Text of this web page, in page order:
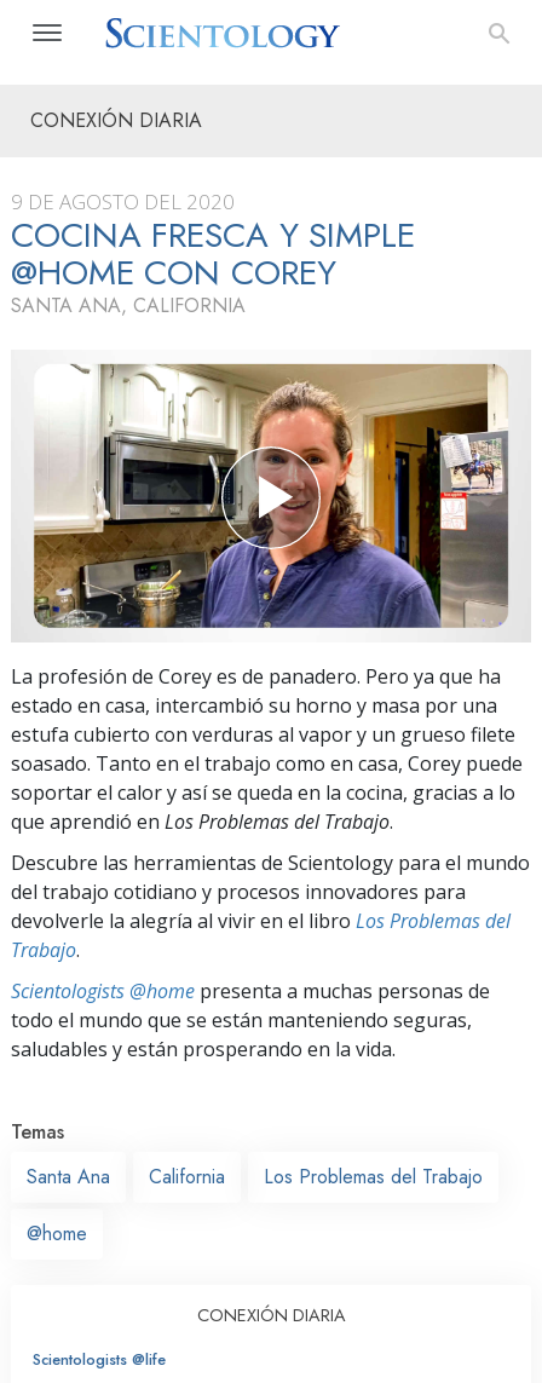
CONEXIÓN DIARIA
9 DE AGOSTO DEL 2020
COCINA FRESCA Y SIMPLE
@HOME CON COREY
SANTA ANA, CALIFORNIA
La profesión de Corey es de panadero. Pero ya que ha
estado en casa, intercambió su horno y masa por una
estufa cubierto con verduras al vapor y un grueso filete
soasado. Tanto en el trabajo como en casa, Corey puede
soportar el calor y así se queda en la cocina, gracias a lo
que aprendió en Los Problemas del Trabajo.
Descubre las herramientas de Scientology para el mundo
del trabajo cotidiano y procesos innovadores para
devolverle la alegría al vivir en el libro Los Problemas del
Trabajo.
Scientologists @home presenta a muchas personas de
todo el mundo que se están manteniendo seguras,
saludables y están prosperando en la vida.
Temas
Santa Ana
California Los Problemas del Trabajo
@home
CONEXIÓN DIARIA
Scientologists @life